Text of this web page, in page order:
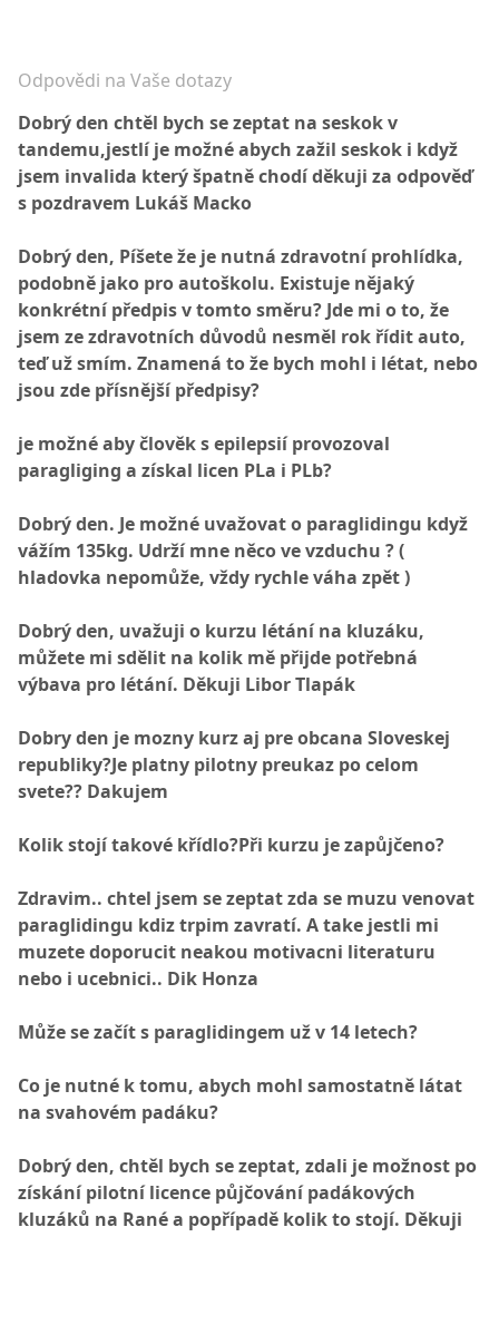
Odpovědi na Vaše dotazy
Dobrý den chtěl bych se zeptat na seskok v
tandemu,jestlí je možné abych zažil seskok i když
jsem invalida který špatně chodí děkuji za odpověď
s pozdravem Lukáš Macko
Dobrý den, Píšete že je nutná zdravotní prohlídka,
podobně jako pro autoškolu. Existuje nějaký
konkrétní předpis v tomto směru? Jde mi o to, že
jsem ze zdravotních důvodů nesměl rok řídit auto,
teď už smím. Znamená to že bych mohl i létat, nebo
jsou zde přísnější předpisy?
je možné aby člověk s epilepsií provozoval
paragliging a získal licen PLa i PLb?
Dobrý den. Je možné uvažovat o paraglidingu když
vážím 135kg. Udrží mne něco ve vzduchu ? (
hladovka nepomůže, vždy rychle váha zpět )
Dobrý den, uvažuji o kurzu létání na kluzáku,
můžete mi sdělit na kolik mě přijde potřebná
výbava pro létání. Děkuji Libor Tlapák
Dobry den je mozny kurz aj pre obcana Sloveskej
republiky?Je platny pilotny preukaz po celom
svete?? Dakujem
Kolik stojí takové křídlo?Při kurzu je zapůjčeno?
Zdravim.. chtel jsem se zeptat zda se muzu venovat
paraglidingu kdiz trpim zavratí. A take jestli mi
muzete doporucit neakou motivacni literaturu
nebo i ucebnici.. Dik Honza
Může se začít s paraglidingem už v 14 letech?
Co je nutné k tomu, abych mohl samostatně látat
na svahovém padáku?
Dobrý den, chtěl bych se zeptat, zdali je možnost po
získání pilotní licence půjčování padákových
kluzáků na Rané a popřípadě kolik to stojí. Děkuji